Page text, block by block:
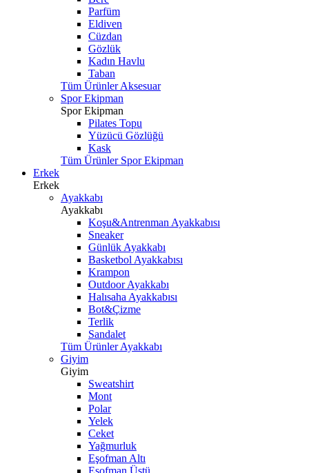
Parfüm
Eldiven
Cüzdan
Gözlük
Kadın Havlu
Taban
Tüm Ürünler Aksesuar
Spor Ekipman
Spor Ekipman
Pilates Topu
Yüzücü Gözlüğü
Kask
Tüm Ürünler Spor Ekipman
Erkek
Erkek
Ayakkabı
Ayakkabı
Koşu&Antrenman Ayakkabısı
Sneaker
Günlük Ayakkabı
Basketbol Ayakkabısı
Krampon
Outdoor Ayakkabı
Halısaha Ayakkabısı
Bot&Çizme
Terlik
Sandalet
Tüm Ürünler Ayakkabı
Giyim
Giyim
Sweatshirt
Mont
Polar
Yelek
Ceket
Yağmurluk
Eşofman Altı
Eşofman Üstü